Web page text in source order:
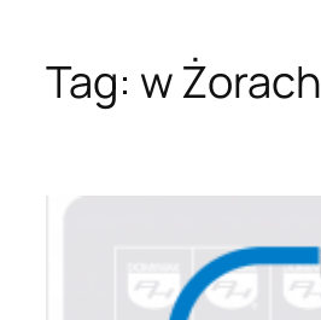
Tag: w Żorach